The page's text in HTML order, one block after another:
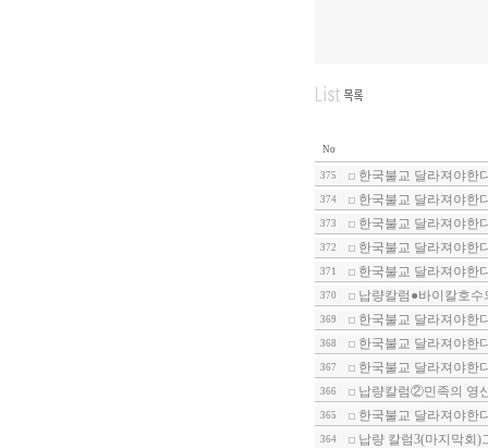
No
375 한국불교 달라져야한
374 한국불교 달라져야한
373 한국불교 달라져야한
372 한국불교 달라져야한
371 한국불교 달라져야한
370 납량칼럼●바이칼호수
369 한국불교 달라져야한
368 한국불교 달라져야한
367 한국불교 달라져야한
366 납량칼럼②민족의 영
365 한국불교 달라져야한
364 납량 칼럼3(마지막회)